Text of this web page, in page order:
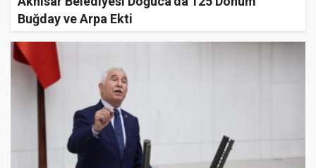
Buğday ve Arpa Ekti